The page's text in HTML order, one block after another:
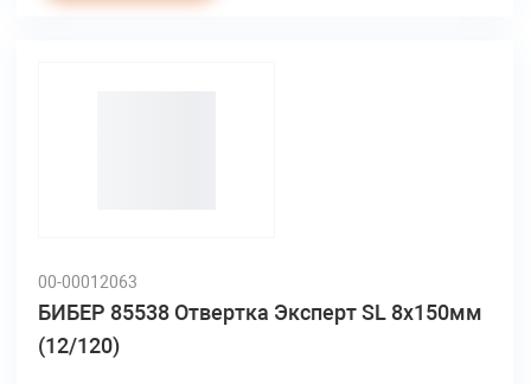
00-00012063
БИБЕР 85538 Отвертка Эксперт SL 8х150мм
(12/120)